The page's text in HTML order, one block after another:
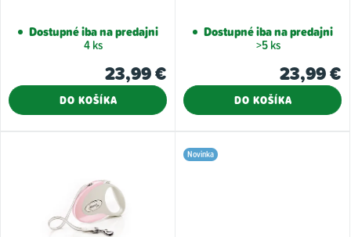
v
Dostupné iba na predajni
4 ks
23,99 €
DO KOŠÍKA
Dostupné iba na predajni
>5 ks
23,99 €
DO KOŠÍKA
Novinka